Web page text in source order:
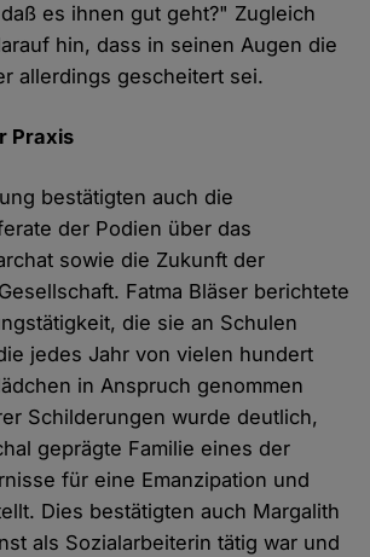
es ihnen gut geht?" Zugleich
hin, dass in seinen Augen die
allerdings gescheitert sei.
Praxis
bestätigten auch die
der Podien über das
sowie die Zukunft der
Fatma Bläser berichtete
die sie an Schulen
jedes Jahr von vielen hundert
in Anspruch genommen
Schilderungen wurde deutlich,
geprägte Familie eines der
für eine Emanzipation und
Dies bestätigten auch Margalith
als Sozialarbeiterin tätig war und